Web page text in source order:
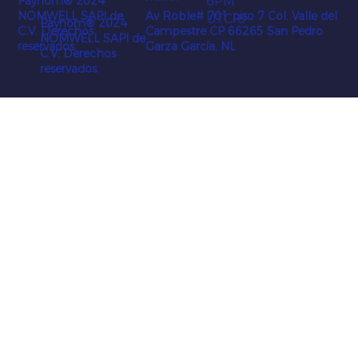
NOMWELL SAPI de
C.V. Derechos
reservados.
UTC-6
Paynom® 2024
NOMWELL SAPI de
C.V. Derechos
reservados.
Av Roble# 701 piso 7 Col. Valle del
Campestre CP 66265 San Pedro
Garza García, NL